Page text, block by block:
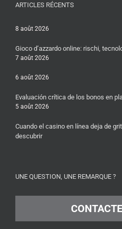
ARTICLES RÉCENTS
8 août 2026
Gioco d’azzardo online: rischi,
7 août 2026
6 août 2026
Evaluación crítica de los bonos en
5 août 2026
Cuando el casino en línea deja de
descubrir
UNE QUESTION, UNE REMARQUE ?